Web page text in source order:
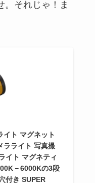
。それじゃ！ま
ト マグネット
ラライト 写真撮
イト マグネティ
－6000Kの3段
付き SUPER